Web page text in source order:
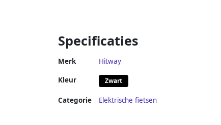
Specificaties
Merk Hitway
Kleur Zwart
Categorie Elektrische fietsen